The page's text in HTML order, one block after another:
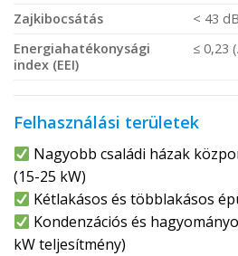
Zajkibocsátás
< 43
Energiahatékonysági
index (EEI)
≤ 0,23
Felhasználási területek
Nagyobb családi házak
(15-25 kW)
Kétlakásos és többlakásos
Kondenzációs és
kW teljesítmény)